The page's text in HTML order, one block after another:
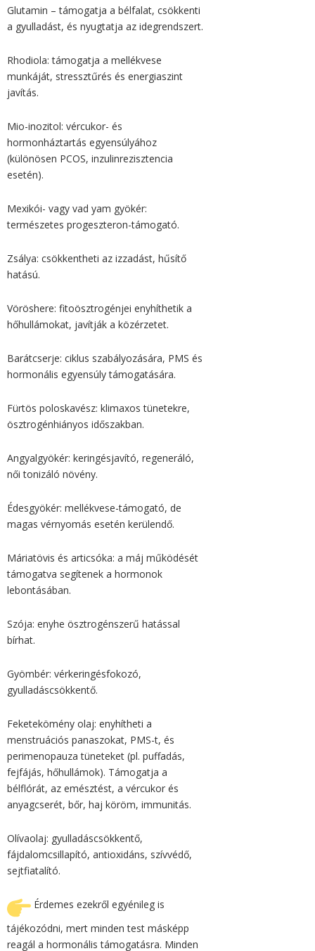
Glutamin – támogatja a bélfalat, csökkenti
a gyulladást, és nyugtatja az idegrendszert.
Rhodiola: támogatja a mellékvese
munkáját, stressztűrés és energiaszint
javítás.
Mio-inozitol: vércukor- és
hormonháztartás egyensúlyához
(különösen PCOS, inzulinrezisztencia
esetén).
Mexikói- vagy vad yam gyökér:
természetes progeszteron-támogató.
Zsálya: csökkentheti az izzadást, hűsítő
hatású.
Vöröshere: fitoösztrogénjei enyhíthetik a
hőhullámokat, javítják a közérzetet.
Barátcserje: ciklus szabályozására, PMS és
hormonális egyensúly támogatására.
Fürtös poloskavész: klimaxos tünetekre,
ösztrogénhiányos időszakban.
Angyalgyökér: keringésjavító, regeneráló,
női tonizáló növény.
Édesgyökér: mellékvese-támogató, de
magas vérnyomás esetén kerülendő.
Máriatövis és articsóka: a máj működését
támogatva segítenek a hormonok
lebontásában.
Szója: enyhe ösztrogénszerű hatással
bírhat.
Gyömbér: vérkeringésfokozó,
gyulladáscsökkentő.
Feketekömény olaj: enyhítheti a
menstruációs panaszokat, PMS-t, és
perimenopauza tüneteket (pl. puffadás,
fejfájás, hőhullámok). Támogatja a
bélflórát, az emésztést, a vércukor és
anyagcserét, bőr, haj köröm, immunitás.
Olívaolaj: gyulladáscsökkentő,
fájdalomcsillapító, antioxidáns, szívvédő,
sejtfiatalító.
Érdemes ezekről egyénileg is
tájékozódni, mert minden test másképp
reagál a hormonális támogatásra. Minden